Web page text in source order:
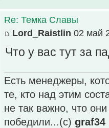
Re: Темка Славы
Lord_Raistlin 02 май
Что у вас тут за
Есть менеджеры,
те, кто над этим
не так важно, что
победили...(с) graf34